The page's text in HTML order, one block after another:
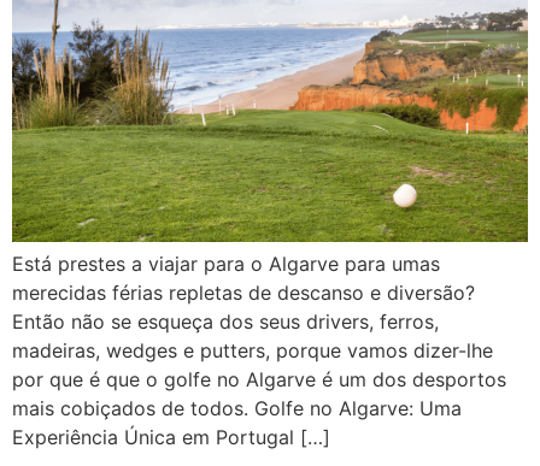
Está prestes a viajar para o Algarve para umas
merecidas férias repletas de descanso e diversão?
Então não se esqueça dos seus drivers, ferros,
madeiras, wedges e putters, porque vamos dizer-lhe
por que é que o golfe no Algarve é um dos desportos
mais cobiçados de todos. Golfe no Algarve: Uma
Experiência Única em Portugal […]